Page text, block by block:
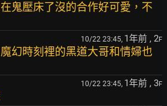
鬼壓床了沒的合作好可愛，不
10/22 23:45, 1年前 , 2F
幻時刻裡的黑道大哥和情婦也
10/22 23:45, 1年前 , 3F